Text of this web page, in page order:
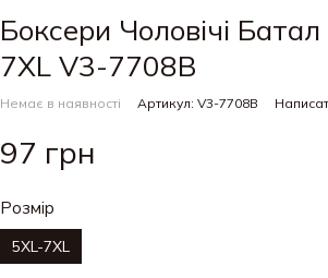
Боксери Чоловічі
7XL V3-7708B
Немає в наявності Артикул: V3-7708B
97 грн
Розмір
5XL-7XL